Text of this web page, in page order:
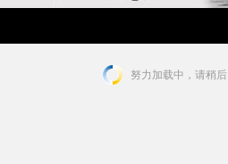
努力加载中，请稍后